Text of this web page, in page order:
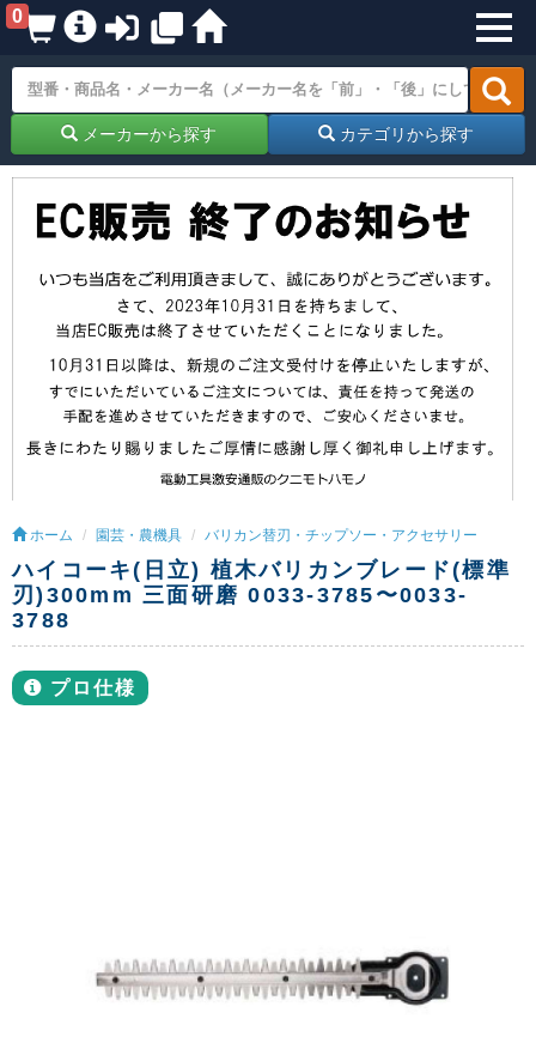
0
メーカーから探す カテゴリから探す
ホーム 園芸・農機具 バリカン替刃・チップソー・アクセサリー
ハイコーキ(日立) 植木バリカンブレード(標準
刃)300mm 三面研磨 0033-3785〜0033-
3788
プロ仕様